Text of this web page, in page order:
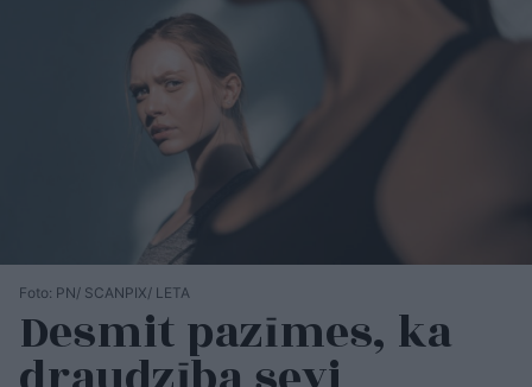
Foto: PN/ SCANPIX/ LETA
Desmit pazīmes, ka